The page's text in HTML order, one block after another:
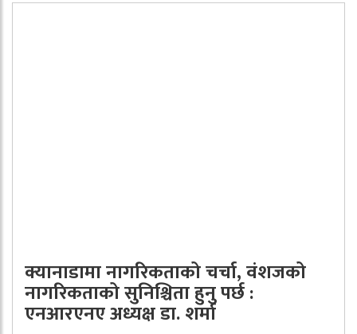
क्यानाडामा नागरिकताको चर्चा, वंशजको
नागरिकताको सुनिश्चिता हुनु पर्छ :
एनआरएनए अध्यक्ष डा. शर्मा